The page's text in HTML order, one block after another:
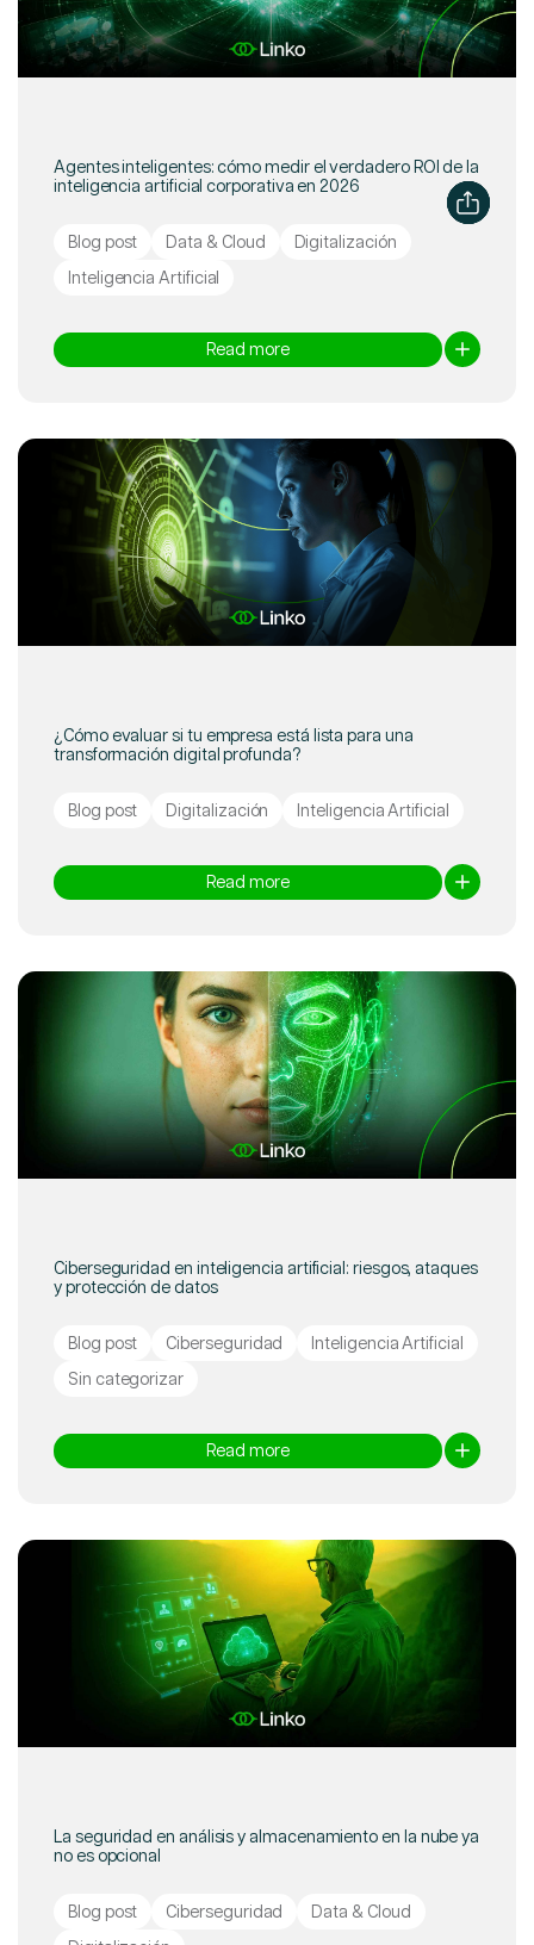
Agentes inteligentes: cómo medir el verdadero ROI de la
inteligencia artificial corporativa en 2026
Blog post Data & Cloud
Digitalización
Inteligencia Artificial
Read more
¿Cómo evaluar si tu empresa está lista para una
transformación digital profunda?
Blog post Digitalización Inteligencia Artificial
Read more
Ciberseguridad en inteligencia artificial: riesgos, ataques
y protección de datos
Blog post Ciberseguridad
Inteligencia Artificial
Sin categorizar
Read more
La seguridad en análisis y almacenamiento en la nube ya
no es opcional
Blog post Ciberseguridad
Data & Cloud